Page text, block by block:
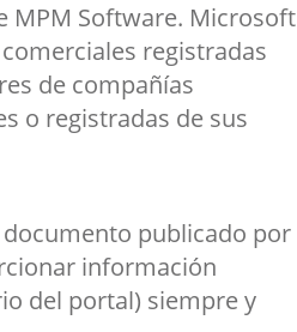
MPM Software. Microsoft
registradas
de compañías
o registradas de sus
publicado por
información
del portal) siempre y